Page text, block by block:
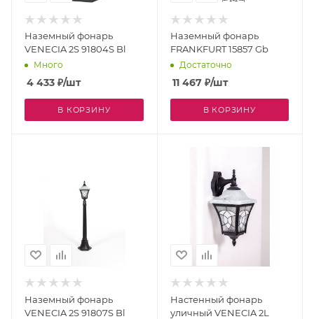
Наземный фонарь
VENECIA 2S 91804S Bl
Много
4 433 ₽/шт
В КОРЗИНУ
Наземный фонарь
FRANKFURT 15857 Gb
Достаточно
11 467₽/шт
В КОРЗИНУ
Наземный фонарь
VENECIA 2S 91807S Bl
Настенный фонарь
уличный VENECIA 2L